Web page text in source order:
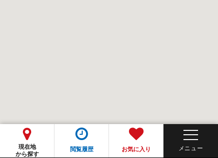
現在地
から探す
閲覧履歴 お気に入り